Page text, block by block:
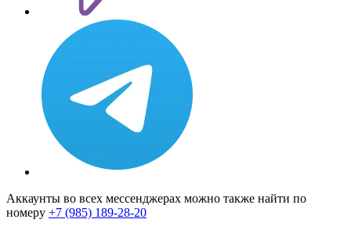
Аккаунты во всех мессенджерах можно также найти по
номеру +7 (985) 189-28-20